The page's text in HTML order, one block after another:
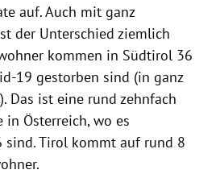
auf. Auch mit ganz
der Unterschied ziemlich
kommen in Südtirol 36
19 gestorben sind (in ganz
Das ist eine rund zehnfach
in Österreich, wo es
sind.Tirol kommt auf rund 8